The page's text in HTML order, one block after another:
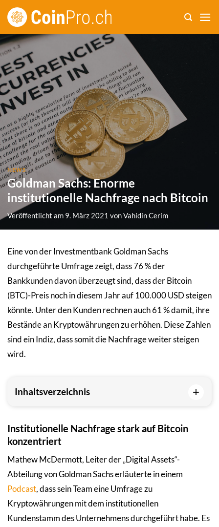
Zum
Inhalt
NEWS
Goldman Sachs: Enorme
institutionelle Nachfrage nach Bitcoin
Veröffentlicht am 9. März 2021 vonVahidin Cerim
Eine von der Investmentbank Goldman Sachs
durchgeführte Umfrage zeigt, dass 76 % der
Bankkunden davon überzeugt sind, dass der Bitcoin
(BTC)-Preis noch in diesem Jahr auf 100.000 USD steigen
könnte. Unter den Kunden rechnen auch 61 % damit, ihre
Bestände an Kryptowährungen zu erhöhen. Diese Zahlen
sind ein Indiz, dass somit die Nachfrage weiter steigen
wird.
Inhaltsverzeichnis +
Institutionelle Nachfrage stark auf Bitcoin
konzentriert
Mathew McDermott, Leiter der „Digital Assets“-
Abteilung von Goldman Sachs erläuterte in einem
Podcast, dass sein Team eine Umfrage zu
Kryptowährungen mit dem institutionellen
Kundenstamm des Unternehmens durchgeführt habe. Es